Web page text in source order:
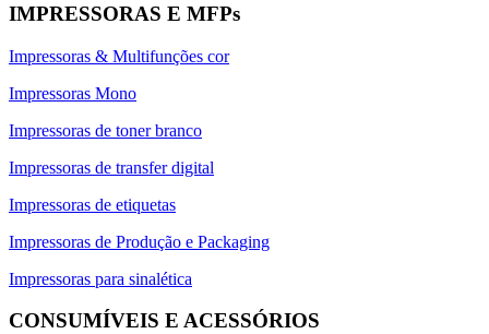
IMPRESSORAS E MFPs
Impressoras & Multifunções cor
Impressoras Mono
Impressoras de toner branco
Impressoras de transfer digital
Impressoras de etiquetas
Impressoras de Produção e Packaging
Impressoras para sinalética
CONSUMÍVEIS E ACESSÓRIOS